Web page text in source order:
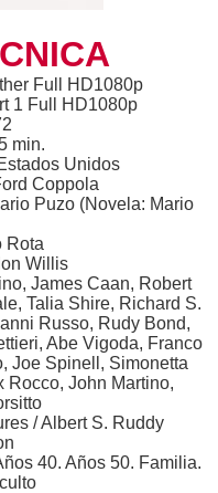
Full HD1080p
1 Full HD1080p
min.
Unidos
Coppola
Puzo (Novela: Mario
Rota
Willis
James Caan, Robert
Talia Shire, Richard S.
Russo, Rudy Bond,
Abe Vigoda, Franco
Joe Spinell, Simonetta
Rocco, John Martino,
/ Albert S. Ruddy
40. Años 50. Familia.